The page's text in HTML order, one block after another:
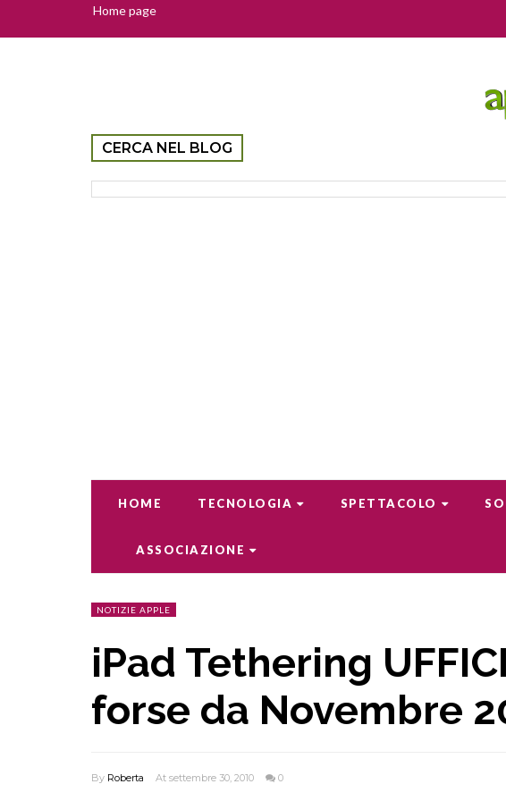
Home page
CERCA NEL BLOG
HOME TECNOLOGIA SPETTACOLO
ASSOCIAZIONE
NOTIZIE APPLE
iPad Tethering
forse da Novembre
By Roberta At settembre 30, 2010 0